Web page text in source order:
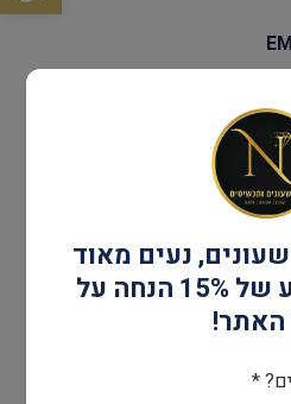
נעים מאוד
יש לנו מבצע של 15% הנחה על
האתר!
*